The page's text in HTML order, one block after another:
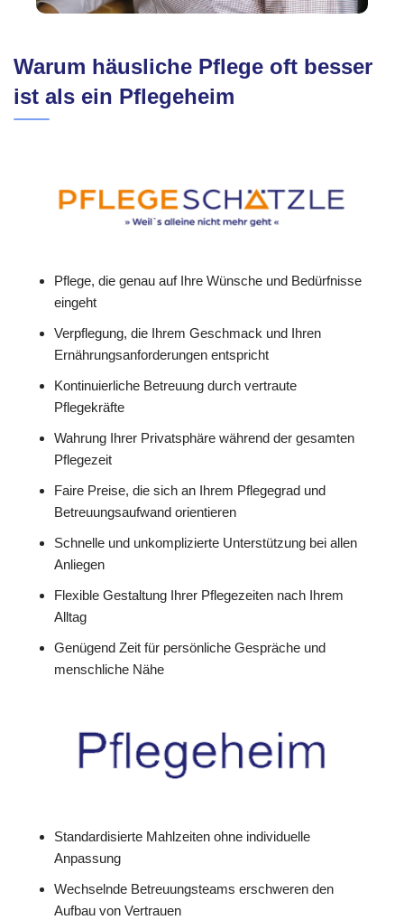
Warum häusliche Pflege oft besser
ist als ein Pflegeheim
Pflege, die genau auf Ihre Wünsche und Bedürfnisse
eingeht
Verpflegung, die Ihrem Geschmack und Ihren
Ernährungsanforderungen entspricht
Kontinuierliche Betreuung durch vertraute
Pflegekräfte
Wahrung Ihrer Privatsphäre während der gesamten
Pflegezeit
Faire Preise, die sich an Ihrem Pflegegrad und
Betreuungsaufwand orientieren
Schnelle und unkomplizierte Unterstützung bei allen
Anliegen
Flexible Gestaltung Ihrer Pflegezeiten nach Ihrem
Alltag
Genügend Zeit für persönliche Gespräche und
menschliche Nähe
Standardisierte Mahlzeiten ohne individuelle
Anpassung
Wechselnde Betreuungsteams erschweren den
Aufbau von Vertrauen